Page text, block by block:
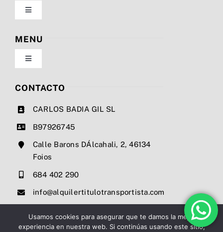
Toggle
Navigation
Política de privacidad
Condiciones de uso
MENU
Toggle
Navigation
Nosotros
Precios
Contacto
CONTACTO
CARLOS BADIA GIL SL
B97926745
Calle Barons DÁlcahali, 2, 46134
Foios
684 402 290
info@alquilertitulotransportista.com
Usamos cookies para asegurar que te damos la mejor
experiencia en nuestra web. Si continúas usando este sitio,